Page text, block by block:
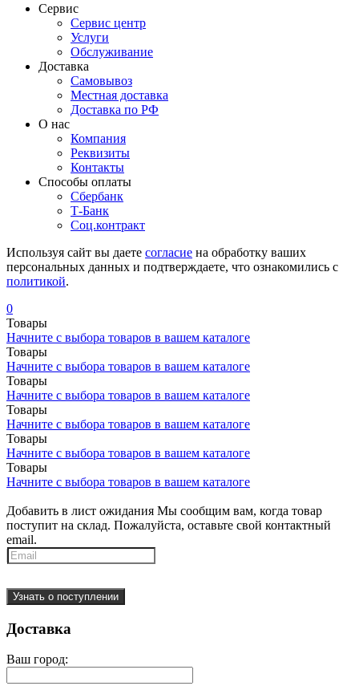
Сервис
Сервис центр
Услуги
Обслуживание
Доставка
Самовывоз
Местная доставка
Доставка по РФ
О нас
Компания
Реквизиты
Контакты
Cпособы оплаты
Сбербанк
Т-Банк
Соц.контракт
Используя сайт вы даете согласие на обработку ваших
персональных данных и подтверждаете, что ознакомились с
политикой.
0
Товары
Начните с выбора товаров в вашем каталоге
Товары
Начните с выбора товаров в вашем каталоге
Товары
Начните с выбора товаров в вашем каталоге
Товары
Начните с выбора товаров в вашем каталоге
Товары
Начните с выбора товаров в вашем каталоге
Товары
Начните с выбора товаров в вашем каталоге
Добавить в лист ожидания Мы сообщим вам, когда товар
поступит на склад. Пожалуйста, оставьте свой контактный
email.
Узнать о поступлении
Доставка
Ваш город: